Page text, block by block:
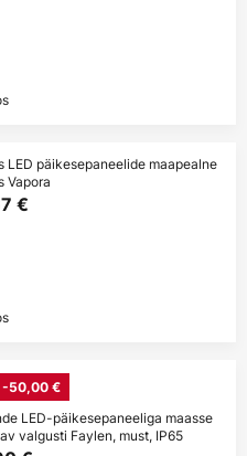
LED päikesepaneelide maapealne
Vapora
€
-50,00 €
LED-päikesepaneeliga maasse
valgusti Faylen, must, IP65